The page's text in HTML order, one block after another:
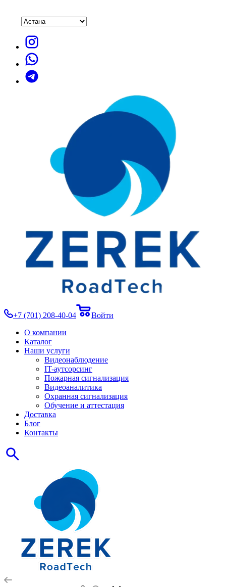
+7 (701) 208-40-04
Войти
О компании
Каталог
Наши услуги
Видеонаблюдение
IT-аутсорсинг
Пожарная сигнализация
Видеоаналитика
Охранная сигнализация
Обучение и аттестация
Доставка
Блог
Контакты